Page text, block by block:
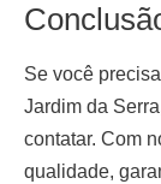
Se você
Jardim da
contatar. Com
qualidade,